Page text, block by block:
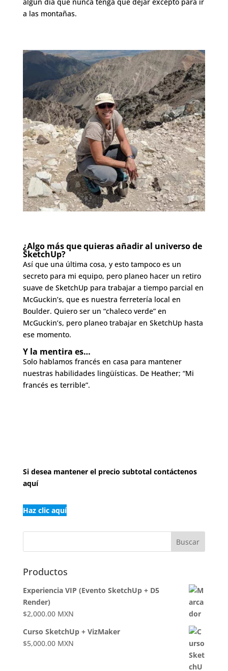
algún día que nunca tenga que dejar excepto para ir
a las montañas.
¿Algo más que quieras añadir al universo de
SketchUp?
Así que una última cosa, y esto tampoco es un
secreto para mi equipo, pero planeo hacer un retiro
suave de SketchUp para trabajar a tiempo parcial en
McGuckin’s, que es nuestra ferretería local en
Boulder. Quiero ser un “chaleco verde” en
McGuckin’s, pero planeo trabajar en SketchUp hasta
ese momento.
Y la mentira es…
Solo hablamos francés en casa para mantener
nuestras habilidades lingüísticas. De Heather; “Mi
francés es terrible”.
Si deseamantener el precio subtotal contáctenos
aquí
Haz clic aquí
Productos
Experiencia VIP (Evento SketchUp + D5
Render)
$2,000.00 MXN
Curso SketchUp + VizMaker
$5,000.00 MXN